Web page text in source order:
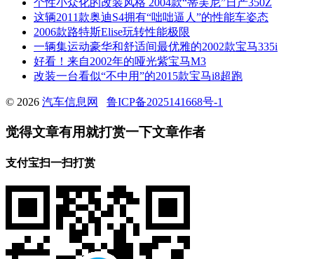
这辆2011款奥迪S4拥有“咄咄逼人”的性能车姿态
2006款路特斯Elise玩转性能极限
一辆集运动豪华和舒适间最优雅的2002款宝马335i
好看！来自2002年的哑光紫宝马M3
改装一台看似“不中用”的2015款宝马i8超跑
© 2026 汽车信息网 鲁ICP备2025141668号-1
觉得文章有用就打赏一下文章作者
支付宝扫一扫打赏